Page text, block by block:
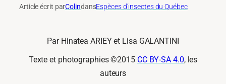
Article écrit parColindansEspèces d’insectes du Québec
Par Hinatea ARIEY et Lisa GALANTINI
Texte et photographies ©2015 CC BY-SA 4.0, les
auteurs